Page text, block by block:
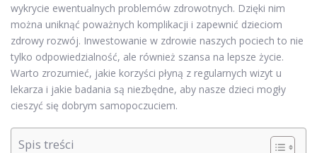
wykrycie ewentualnych problemów zdrowotnych. Dzięki nim
można uniknąć poważnych komplikacji i zapewnić dzieciom
zdrowy rozwój. Inwestowanie w zdrowie naszych pociech to nie
tylko odpowiedzialność, ale również szansa na lepsze życie.
Warto zrozumieć, jakie korzyści płyną z regularnych wizyt u
lekarza i jakie badania są niezbędne, aby nasze dzieci mogły
cieszyć się dobrym samopoczuciem.
Spis treści